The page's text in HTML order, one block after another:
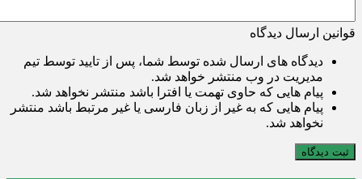
قوانین ارسال دیدگاه
دیدگاه های ارسال شده توسط شما، پس از تایید توسط تیم
مدیریت در وب منتشر خواهد شد.
پیام هایی که حاوی تهمت یا افترا باشد منتشر نخواهد شد.
پیام هایی که به غیر از زبان فارسی یا غیر مرتبط باشد منتشر
نخواهد شد.
ثبت دیدگاه